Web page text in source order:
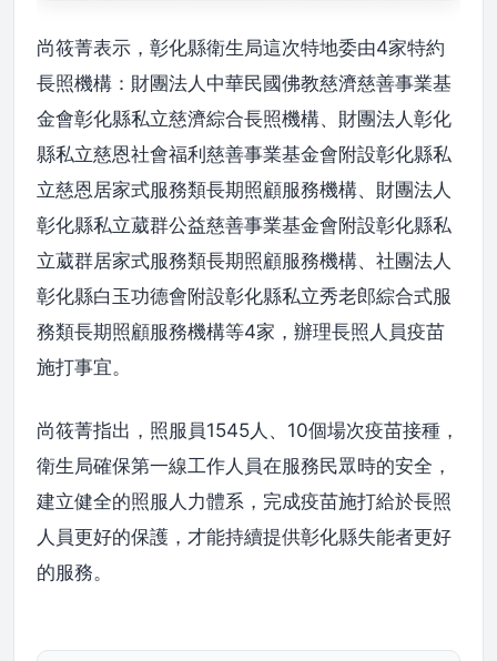
尚筱菁表示，彰化縣衛生局這次特地委由4家特約
長照機構：財團法人中華民國佛教慈濟慈善事業基
金會彰化縣私立慈濟綜合長照機構、財團法人彰化
縣私立慈恩社會福利慈善事業基金會附設彰化縣私
立慈恩居家式服務類長期照顧服務機構、財團法人
彰化縣私立葳群公益慈善事業基金會附設彰化縣私
立葳群居家式服務類長期照顧服務機構、社團法人
彰化縣白玉功德會附設彰化縣私立秀老郎綜合式服
務類長期照顧服務機構等4家，辦理長照人員疫苗
施打事宜。
尚筱菁指出，照服員1545人、10個場次疫苗接種，
衛生局確保第一線工作人員在服務民眾時的安全，
建立健全的照服人力體系，完成疫苗施打給於長照
人員更好的保護，才能持續提供彰化縣失能者更好
的服務。